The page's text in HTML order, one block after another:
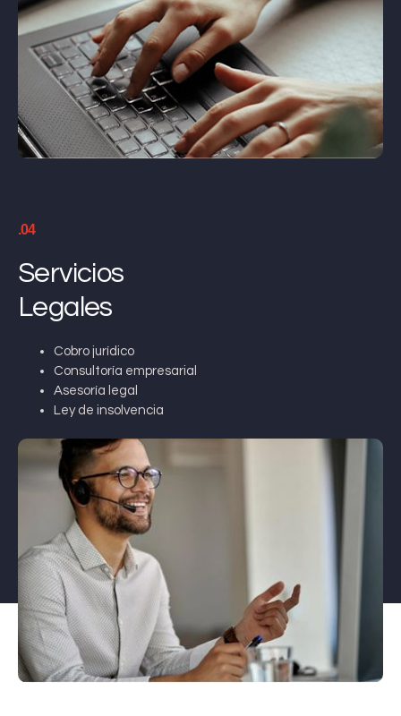
.04
Servicios
Legales
Cobro jurídico
Consultoría empresarial
Asesoría legal
Ley de insolvencia